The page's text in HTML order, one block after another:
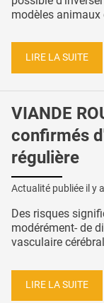
modèles animaux
LIRE LA SUITE
VIANDE
confirmés
régulière
Actualité publiée il y a
Des risques
modérément- de
vasculaire
LIRE LA SUITE